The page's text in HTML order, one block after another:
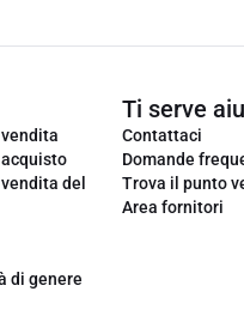
del
di genere
Ti serve
Contattaci
Domande
Trova il punto
Area fornitori